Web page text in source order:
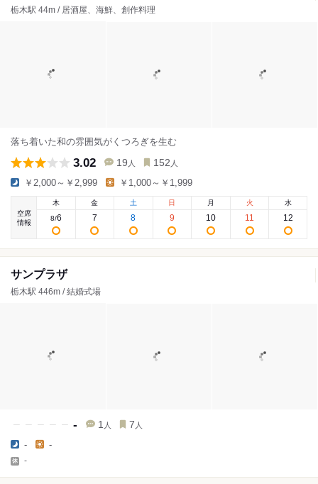
栃木駅 44m / 居酒屋、海鮮、創作料理
落ち着いた和の雰囲気がくつろぎを生む
3.02 19 人 152 人
￥2,000～￥2,999 ￥1,000～￥1,999
空席
情報
木
8/6
金
7
土
8
日
9
月
10
火
11
水
12
サンプラザ
栃木駅 446m / 結婚式場
- 1 人 7 人
- -
-